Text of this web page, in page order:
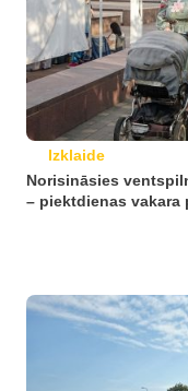
Izklaide
Norisināsies
– piektdienas vakara